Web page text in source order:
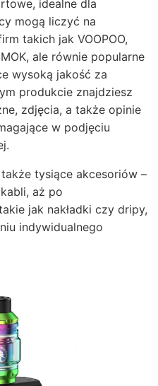
idealne dla
mogą liczyć na
takich jak VOOPOO,
ale równie popularne
wysoką jakość za
produkcie znajdziesz
zdjęcia, a także opinie
w podjęciu
tysiące akcesoriów –
aż po
jak nakładki czy dripy,
indywidualnego